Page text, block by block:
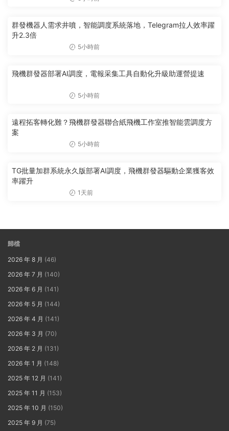
群發機器人需求井噴，智能調度系統落地，Telegram拉人效率躍
升2.3倍
5小時前
飛機群發器部署AI調度，電報采集工具自動化升級助運營提速
5小時前
遠程拓客轉化難？飛機群發器聯合紙飛機工作室推智能雲調度方
案
5小時前
TG批量加群系統永久版部署AI調度，飛機群發器驅動企業獲客效
率躍升
1天前
歸檔
2026 年 8 月 (46)
2026 年 7 月 (140)
2026 年 6 月 (141)
2026 年 5 月 (144)
2026 年 4 月 (141)
2026 年 3 月 (70)
2026 年 2 月 (131)
2026 年 1 月 (148)
2025 年 12 月 (141)
2025 年 11 月 (153)
2025 年 10 月 (150)
2025 年 9 月 (75)